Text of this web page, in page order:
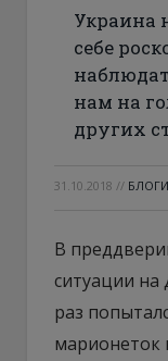
Украина
себе
нам на
других
31.10.2018 // БЛОГИ
В
ситуации на
раз
марионеток